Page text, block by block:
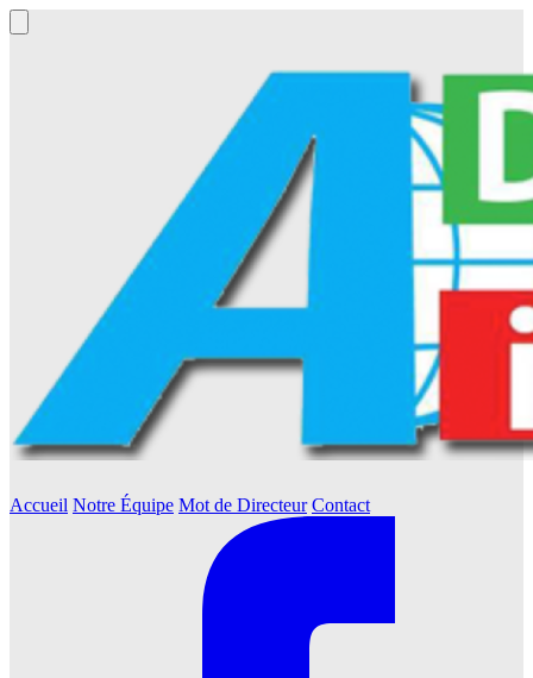
Accueil Notre Équipe Mot de Directeur Contact